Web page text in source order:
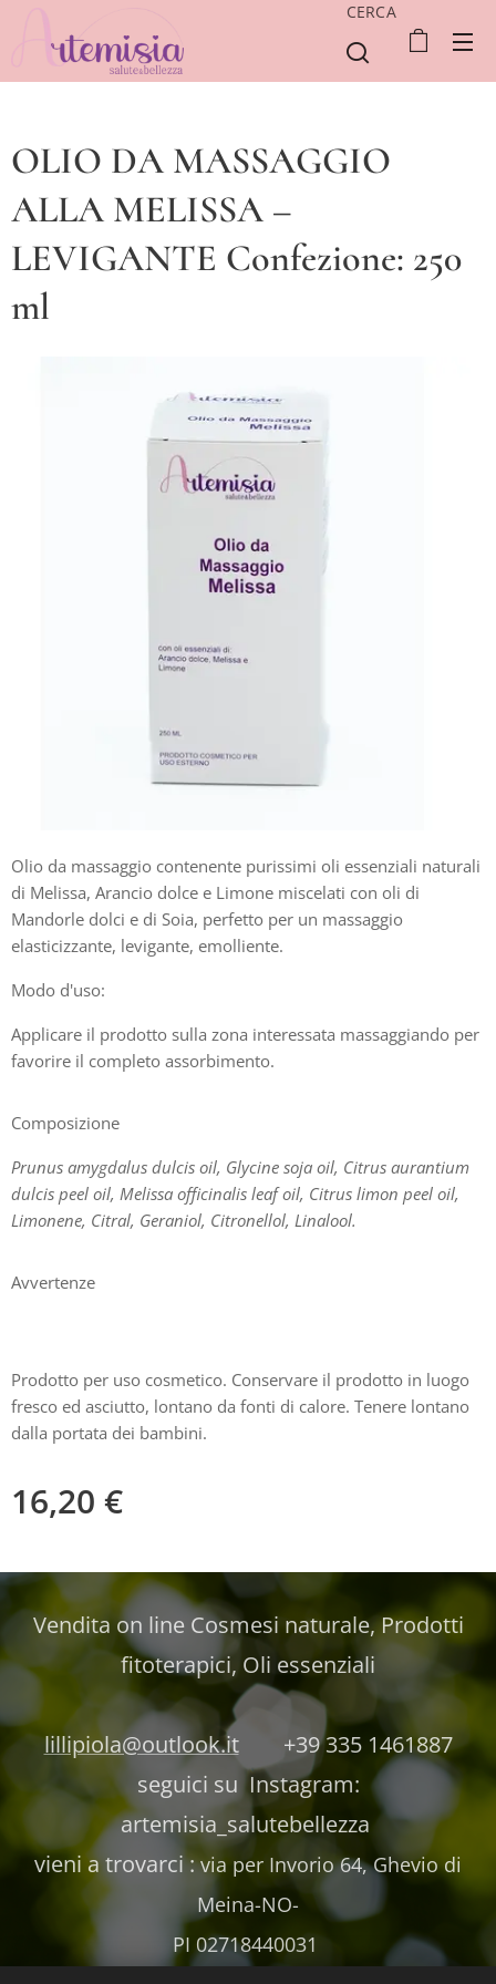
CERCA
OLIO DA MASSAGGIO
ALLA MELISSA –
LEVIGANTE Confezione: 250
ml
Olio da massaggio contenente purissimi oli essenziali naturali
di Melissa, Arancio dolce e Limone miscelati con oli di
Mandorle dolci e di Soia, perfetto per un massaggio
elasticizzante, levigante, emolliente.
Modo d'uso:
Applicare il prodotto sulla zona interessata massaggiando per
favorire il completo assorbimento.
Composizione
Prunus amygdalus dulcis oil, Glycine soja oil, Citrus aurantium
dulcis peel oil, Melissa officinalis leaf oil, Citrus limon peel oil,
Limonene, Citral, Geraniol, Citronellol, Linalool.
Avvertenze
Prodotto per uso cosmetico. Conservare il prodotto in luogo
fresco ed asciutto, lontano da fonti di calore. Tenere lontano
dalla portata dei bambini.
16,20 €
Vendita on line Cosmesi naturale, Prodotti
fitoterapici, Oli essenziali
lillipiola@outlook.it+39 335 1461887
seguici su Instagram:
artemisia_salutebellezza
vieni a trovarci :via per Invorio 64, Ghevio di
Meina-NO-
PI 02718440031